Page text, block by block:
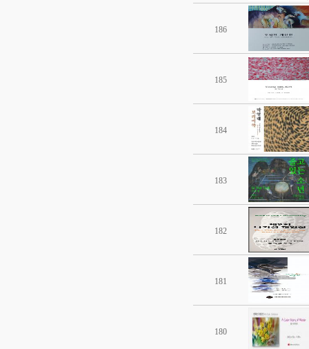
186
185
184
183
182
181
180